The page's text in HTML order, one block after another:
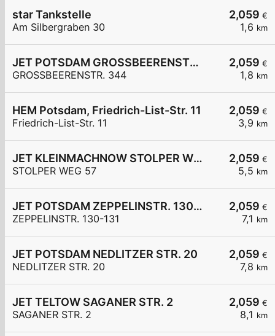
2,059 €
1,6 km
star Tankstelle
Am Silbergraben 30
2,059 €
1,8 km
JET POTSDAM GROSSBEERENSTR. 344
GROSSBEERENSTR. 344
2,059 €
3,9 km
HEM Potsdam, Friedrich-List-Str. 11
Friedrich-List-Str. 11
2,059 €
5,5 km
JET KLEINMACHNOW STOLPER WEG 57
STOLPER WEG 57
2,059 €
7,1 km
JET POTSDAM ZEPPELINSTR. 130-131
ZEPPELINSTR. 130-131
2,059 €
7,8 km
JET POTSDAM NEDLITZER STR. 20
NEDLITZER STR. 20
2,059 €
8,1 km
JET TELTOW SAGANER STR. 2
SAGANER STR. 2